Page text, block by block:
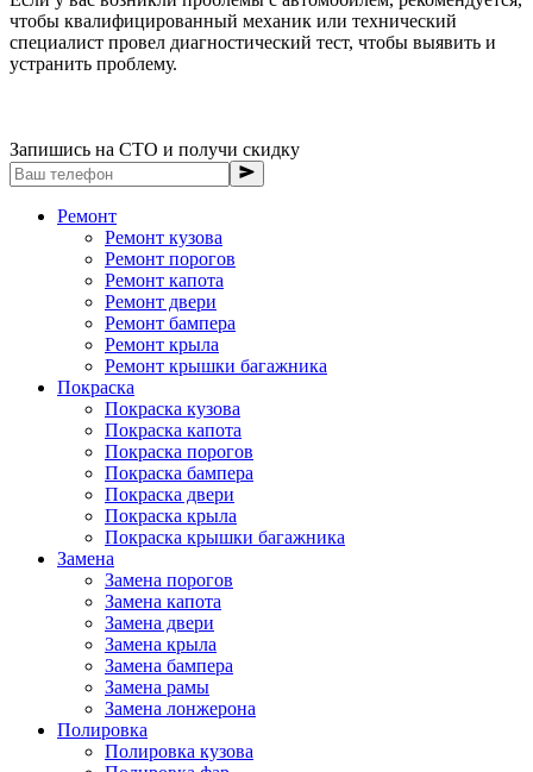
чтобы квалифицированный механик или технический
специалист провел диагностический тест, чтобы выявить и
устранить проблему.
Запишись на СТО и получи скидку
Ремонт
Ремонт кузова
Ремонт порогов
Ремонт капота
Ремонт двери
Ремонт бампера
Ремонт крыла
Ремонт крышки багажника
Покраска
Покраска кузова
Покраска капота
Покраска порогов
Покраска бампера
Покраска двери
Покраска крыла
Покраска крышки багажника
Замена
Замена порогов
Замена капота
Замена двери
Замена крыла
Замена бампера
Замена рамы
Замена лонжерона
Полировка
Полировка кузова